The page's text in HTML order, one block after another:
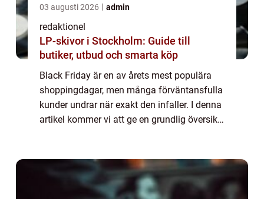
03 augusti 2026 admin
redaktionel
LP-skivor i Stockholm: Guide till
butiker, utbud och smarta köp
Black Friday är en av årets mest populära
shoppingdagar, men många förväntansfulla
kunder undrar när exakt den infaller. I denna
artikel kommer vi att ge en grundlig översikt